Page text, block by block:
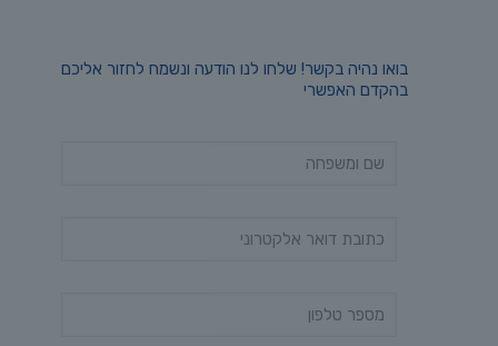
בואו נהיה בקשר! שלחו לנו הודעה ונשמח לחזור אליכם
בהקדם האפשרי